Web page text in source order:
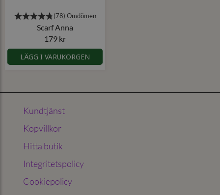
Scarf Anna
179 kr
LÄGG I VARUKORGEN
Kundtjänst
Köpvillkor
Hitta butik
Integritetspolicy
Cookiepolicy